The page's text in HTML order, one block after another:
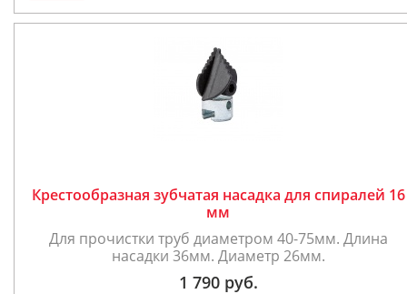
Крестообразная зубчатая насадка для спиралей 16
мм
Для прочистки труб диаметром 40-75мм. Длина
насадки 36мм. Диаметр 26мм.
1 790 руб.